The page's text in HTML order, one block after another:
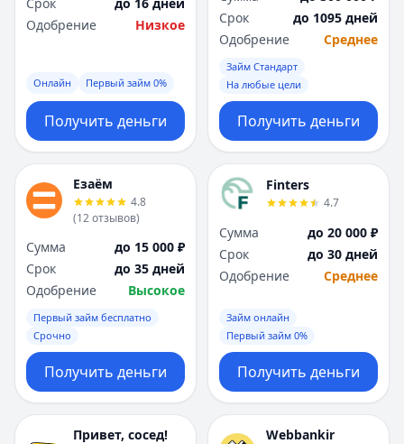
Одобрение
Низкое
Онлайн Первый займ 0%
Получить деньги
Срок
до 1095 дней
Одобрение
Среднее
Займ Стандарт
На любые цели
Получить деньги
Езаём
4.8
(12отзывов)
Сумма
до 15 000 ₽
Срок
до 35 дней
Одобрение
Высокое
Первый займ бесплатно
Срочно
Получить деньги
Finters
4.7
Сумма
до 20 000 ₽
Срок
до 30 дней
Одобрение
Среднее
Займ онлайн
Первый займ 0%
Получить деньги
Привет, сосед! Webbankir